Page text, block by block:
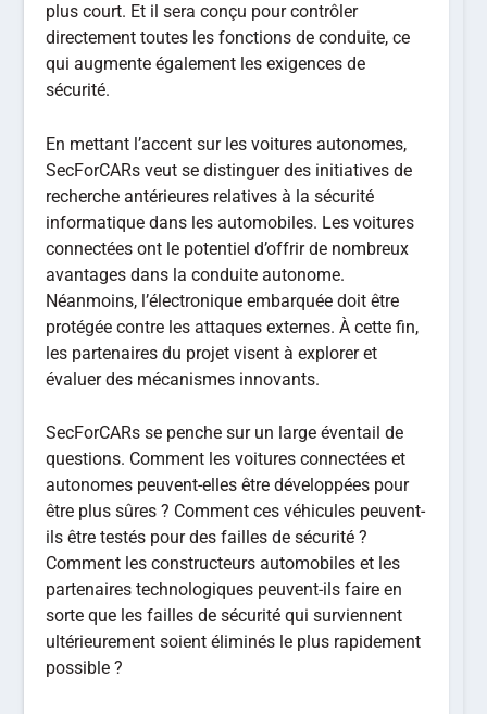
plus court. Et il sera conçu pour contrôler
directement toutes les fonctions de conduite, ce
qui augmente également les exigences de
sécurité.
En mettant l’accent sur les voitures autonomes,
SecForCARs veut se distinguer des initiatives de
recherche antérieures relatives à la sécurité
informatique dans les automobiles. Les voitures
connectées ont le potentiel d’offrir de nombreux
avantages dans la conduite autonome.
Néanmoins, l’électronique embarquée doit être
protégée contre les attaques externes. À cette fin,
les partenaires du projet visent à explorer et
évaluer des mécanismes innovants.
SecForCARs se penche sur un large éventail de
questions. Comment les voitures connectées et
autonomes peuvent-elles être développées pour
être plus sûres ? Comment ces véhicules peuvent-
ils être testés pour des failles de sécurité ?
Comment les constructeurs automobiles et les
partenaires technologiques peuvent-ils faire en
sorte que les failles de sécurité qui surviennent
ultérieurement soient éliminés le plus rapidement
possible ?